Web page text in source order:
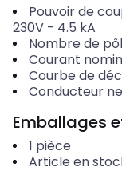
Pouvoir de
230V - 4.5 kA
Nombre de
Courant
Courbe de
Conducteur
Emballages
1 pièce
Article en